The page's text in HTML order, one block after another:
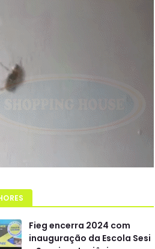
Fieg encerra 2024 com
inauguração da Escola Sesi